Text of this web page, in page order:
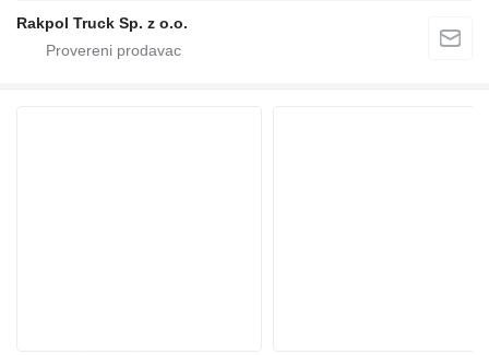
Rakpol Truck Sp. z o.o.